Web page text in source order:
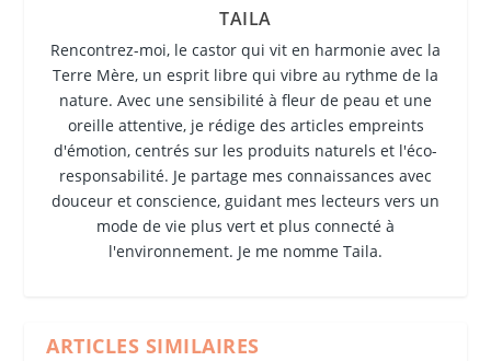
TAILA
Rencontrez-moi, le castor qui vit en harmonie avec la
Terre Mère, un esprit libre qui vibre au rythme de la
nature. Avec une sensibilité à fleur de peau et une
oreille attentive, je rédige des articles empreints
d'émotion, centrés sur les produits naturels et l'éco-
responsabilité. Je partage mes connaissances avec
douceur et conscience, guidant mes lecteurs vers un
mode de vie plus vert et plus connecté à
l'environnement. Je me nomme Taila.
ARTICLES SIMILAIRES